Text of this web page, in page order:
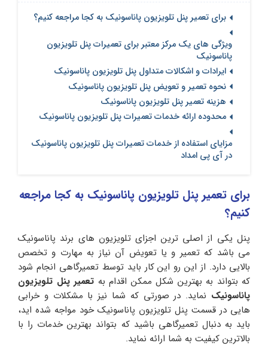
برای تعمیر پنل تلویزیون پاناسونیک به کجا مراجعه کنیم؟
ویژگی های یک مرکز معتبر برای تعمیرات پنل تلویزیون
پاناسونیک
ایرادات و اشکالات متداول پنل تلویزیون پاناسونیک
نحوه تعمیر و تعویض پنل تلویزیون پاناسونیک
هزینه تعمیر پنل تلویزیون پاناسونیک
محدوده ارائه خدمات تعمیرات پنل تلویزیون پاناسونیک
مزایای استفاده از خدمات تعمیرات پنل تلویزیون پاناسونیک
در آی پی امداد
برای تعمیر پنل تلویزیون پاناسونیک به کجا مراجعه
کنیم؟
پنل یکی از اصلی ترین اجزای تلویزیون های برند پاناسونیک
می باشد که تعمیر و یا تعویض آن نیاز به مهارت و تخصص
بالایی دارد. از این رو این کار باید توسط تعمیرگاهی انجام شود
که بتواند به بهترین شکل ممکن اقدام به تعمیر پنل تلویزیون
پاناسونیک نماید. در صورتی که شما نیز با مشکلات و خرابی
هایی در قسمت پنل تلویزیون پاناسونیک خود مواجه شده اید،
باید به دنبال تعمیرگاهی باشید که بتواند بهترین خدمات را با
بالاترین کیفیت به شما ارائه نماید.